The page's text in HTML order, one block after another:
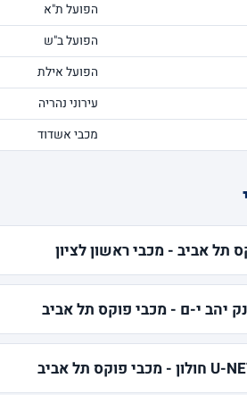
הפועל ת"א
הפועל ב"ש
הפועל אילת
עירוני נהריה
מכבי אשדוד
תל אביב - מכבי ראשון לציון
יהב י-ם - מכבי פוקס תל אביב